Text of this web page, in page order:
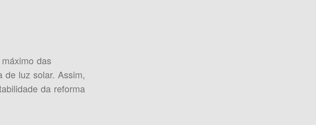
das
de luz solar. Assim,
da reforma